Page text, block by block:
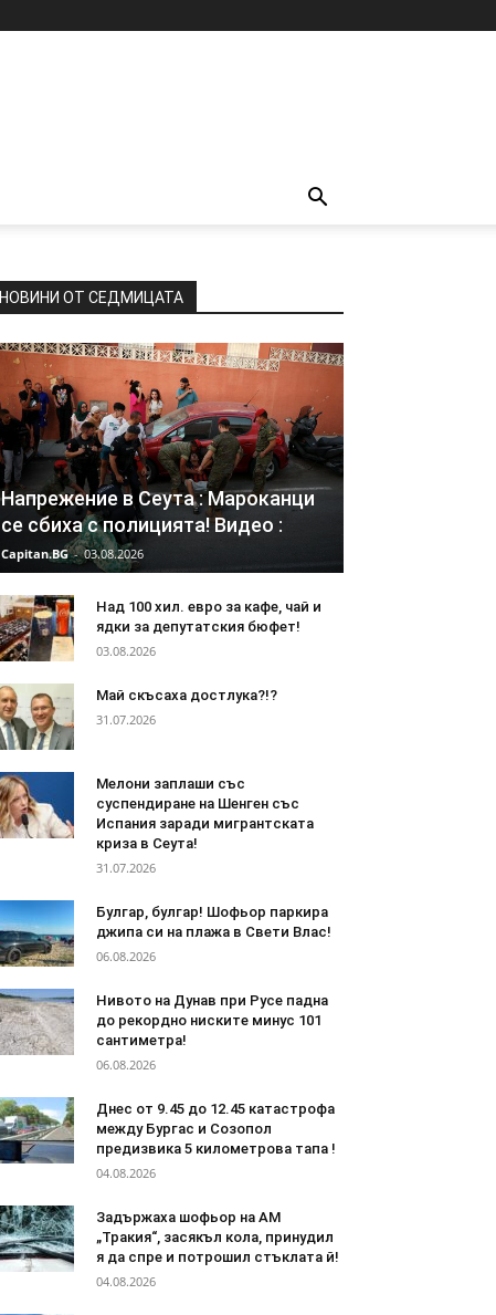
НОВИНИ ОТ СЕДМИЦАТА
Напрежение в Сеута : Мароканци
се сбиха с полицията! Видео :
Capitan.BG - 03.08.2026
Над 100 хил. евро за кафе, чай и
ядки за депутатския бюфет!
03.08.2026
Май скъсаха достлука?!?
31.07.2026
Мелони заплаши със
суспендиране на Шенген със
Испания заради мигрантската
криза в Сеута!
31.07.2026
Булгар, булгар! Шофьор паркира
джипа си на плажа в Свети Влас!
06.08.2026
Нивото на Дунав при Русе падна
до рекордно ниските минус 101
сантиметра!
06.08.2026
Днес от 9.45 до 12.45 катастрофа
между Бургас и Созопол
предизвика 5 километрова тапа !
04.08.2026
Задържаха шофьор на АМ
„Тракия“, засякъл кола, принудил
я да спре и потрошил стъклата й!
04.08.2026